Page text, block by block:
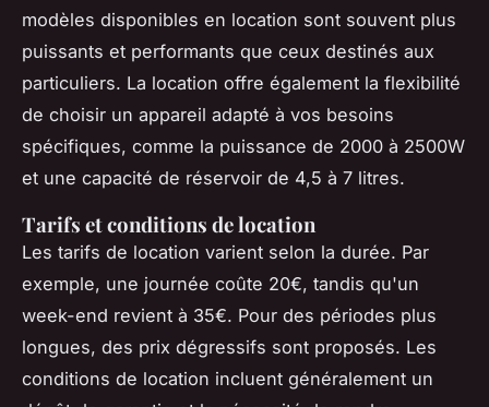
modèles disponibles en location sont souvent plus
puissants et performants que ceux destinés aux
particuliers. La location offre également la flexibilité
de choisir un appareil adapté à vos besoins
spécifiques, comme la puissance de 2000 à 2500W
et une capacité de réservoir de 4,5 à 7 litres.
Tarifs et conditions de location
Les tarifs de location varient selon la durée. Par
exemple, une journée coûte 20€, tandis qu'un
week-end revient à 35€. Pour des périodes plus
longues, des prix dégressifs sont proposés. Les
conditions de location incluent généralement un